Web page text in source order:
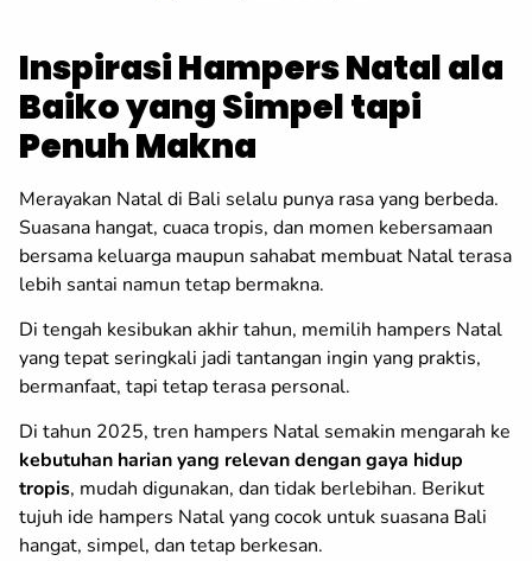
Inspirasi Hampers Natal ala
Baiko yang Simpel tapi
Penuh Makna
Merayakan Natal di Bali selalu punya rasa yang berbeda.
Suasana hangat, cuaca tropis, dan momen kebersamaan
bersama keluarga maupun sahabat membuat Natal terasa
lebih santai namun tetap bermakna.
Di tengah kesibukan akhir tahun, memilih hampers Natal
yang tepat seringkali jadi tantangan ingin yang praktis,
bermanfaat, tapi tetap terasa personal.
Di tahun 2025, tren hampers Natal semakin mengarah ke
kebutuhan harian yang relevan dengan gaya hidup
tropis, mudah digunakan, dan tidak berlebihan. Berikut
tujuh ide hampers Natal yang cocok untuk suasana Bali
hangat, simpel, dan tetap berkesan.